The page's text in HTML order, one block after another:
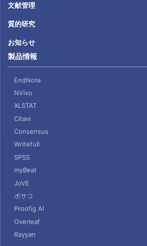
文献管理
質的研究
お知らせ
製品情報
EndNote
NVivo
XLSTAT
Citavi
Consensus
Writefull
SPSS
myBeat
JoVE
ポサコ
Proofig AI
Overleaf
Rayyan